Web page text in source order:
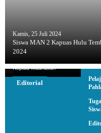
Kamis, 25 Juli 2024
Siswa MAN 2 Kapuas Hulu
2024
Editorial
Kepala Madrasah